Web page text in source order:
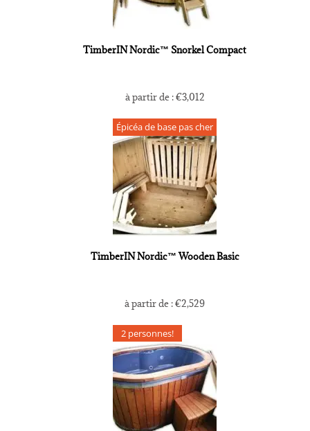
TimberIN Nordic™ Snorkel Compact
à partir de :€3,012
Épicéa de base pas cher
TimberIN Nordic™ Wooden Basic
à partir de :€2,529
2 personnes!